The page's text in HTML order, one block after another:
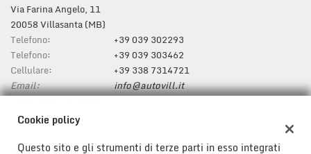
Via Farina Angelo, 11
20058 Villasanta (MB)
Telefono:
+39 039 302293
Telefono:
+39 039 303462
Cellulare:
+39 338 7314721
Email:
info@autovill.it
Indicazioni stradali
Dati fiscali:
Cookie policy
Questo sito e gli strumenti di terze parti in esso integrati